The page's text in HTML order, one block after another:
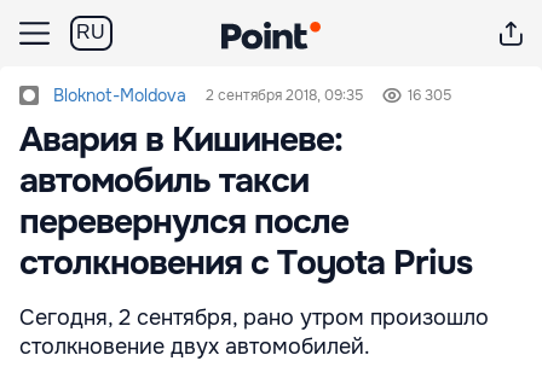
RU
Bloknot-Moldova 2 сентября 2018, 09:35 16 305
Авария в Кишиневе:
автомобиль такси
перевернулся после
столкновения с Toyota Prius
Сегодня, 2 сентября, рано утром произошло
столкновение двух автомобилей.